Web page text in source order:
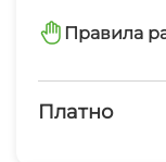
Природа и
Расположение
маршрутов
Правила
Платно